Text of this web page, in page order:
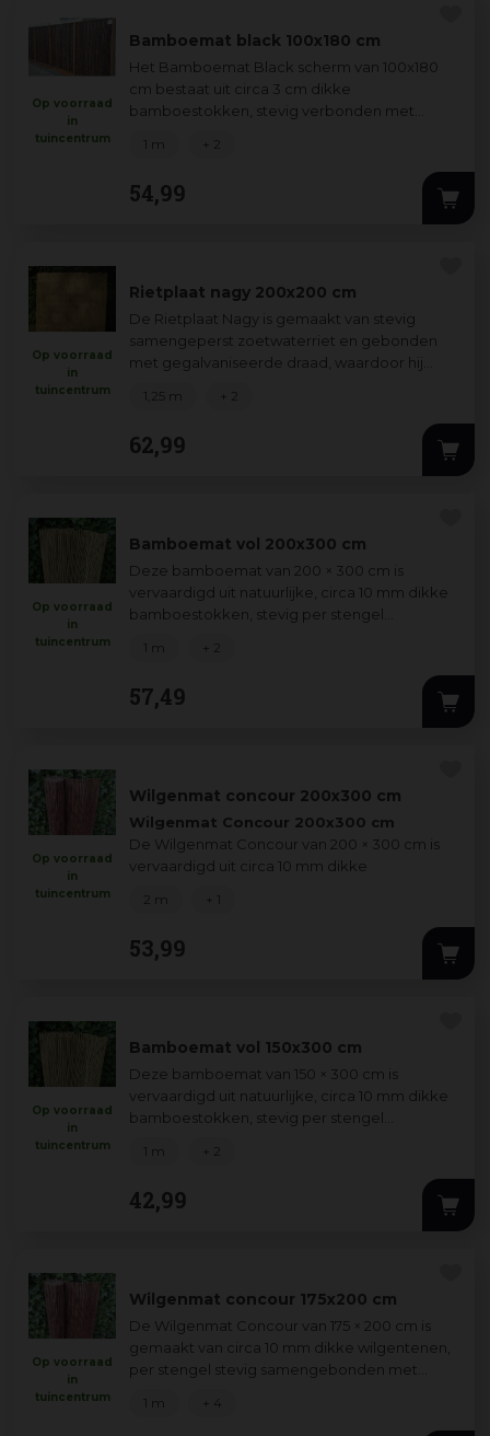
Bamboemat black 100x180 cm
Het Bamboemat Black scherm van 100x180
cm bestaat uit circa 3 cm dikke
bamboestokken, stevig verbonden met
balkon: het c
Op voorraad
in
tuincentrum
54,99
1 m + 2
Rietplaat nagy 200x200 cm
De Rietplaat Nagy is gemaakt van stevig
samengeperst zoetwaterriet en gebonden
met gegalvaniseerde draad, waardoor hij
en da
Op voorraad
in
tuincentrum
62,99
1,25 m + 2
Bamboemat vol 200x300 cm
Deze bamboemat van 200 × 300 cm is
vervaardigd uit natuurlijke, circa 10 mm dikke
bamboestokken, stevig per stengel
...
Op voorraad
in
tuincentrum
57,49
1 m + 2
Wilgenmat concour 200x300 cm
Wilgenmat Concour 200x300 cm
De Wilgenmat Concour van 200 × 300 cm is
vervaardigd uit circa 10 mm dikke
Op voorraad
in
tuincentrum
53,99
2 m + 1
Bamboemat vol 150x300 cm
Deze bamboemat van 150 × 300 cm is
vervaardigd uit natuurlijke, circa 10 mm dikke
bamboestokken, stevig per stengel
...
Op voorraad
in
tuincentrum
42,99
1 m + 2
Wilgenmat concour 175x200 cm
De Wilgenmat Concour van 175 × 200 cm is
gemaakt van circa 10 mm dikke wilgentenen,
per stengel stevig samengebonden met
Op voorraad
in
tuincentrum
1 m + 4